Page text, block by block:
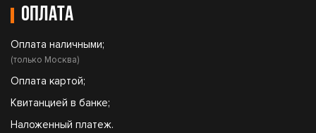
Оплата
Оплата наличными;
(только Москва)
Оплата картой;
Квитанцией в банке;
Наложенный платеж.